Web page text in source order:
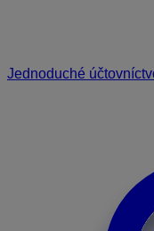
Jednoduché